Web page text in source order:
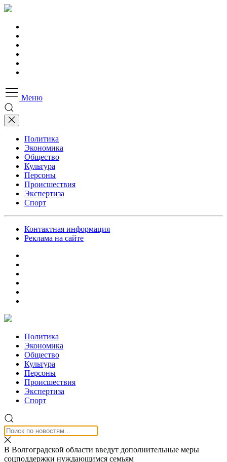
Меню
Политика
Экономика
Общество
Культура
Персоны
Происшествия
Экспертиза
Спорт
Контактная информация
Реклама на сайте
Политика
Экономика
Общество
Культура
Персоны
Происшествия
Экспертиза
Спорт
В Волгоградской области введут дополнительные меры
соцподдержки нуждающимся семьям